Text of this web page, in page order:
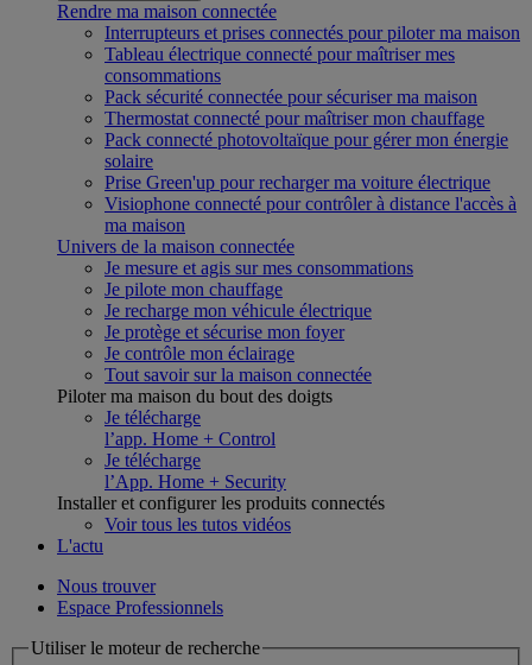
Rendre ma maison connectée
Interrupteurs et prises connectés pour piloter ma maison
Tableau électrique connecté pour maîtriser mes
consommations
Pack sécurité connectée pour sécuriser ma maison
Thermostat connecté pour maîtriser mon chauffage
Pack connecté photovoltaïque pour gérer mon énergie
solaire
Prise Green'up pour recharger ma voiture électrique
Visiophone connecté pour contrôler à distance l'accès à
ma maison
Univers de la maison connectée
Je mesure et agis sur mes consommations
Je pilote mon chauffage
Je recharge mon véhicule électrique
Je protège et sécurise mon foyer
Je contrôle mon éclairage
Tout savoir sur la maison connectée
Piloter ma maison du bout des doigts
Je télécharge
l’app. Home + Control
Je télécharge
l’App. Home + Security
Installer et configurer les produits connectés
Voir tous les tutos vidéos
L'actu
Nous trouver
Espace Professionnels
Utiliser le moteur de recherche